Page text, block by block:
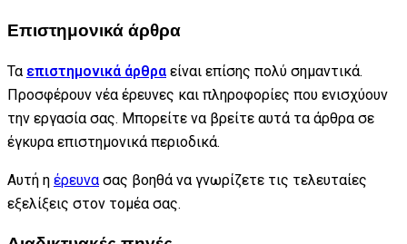
Επιστημονικά άρθρα
Τα επιστημονικά άρθρα είναι επίσης πολύ σημαντικά.
Προσφέρουν νέα έρευνες και πληροφορίες που ενισχύουν
την εργασία σας. Μπορείτε να βρείτε αυτά τα άρθρα σε
έγκυρα επιστημονικά περιοδικά.
Αυτή η έρευνα σας βοηθά να γνωρίζετε τις τελευταίες
εξελίξεις στον τομέα σας.